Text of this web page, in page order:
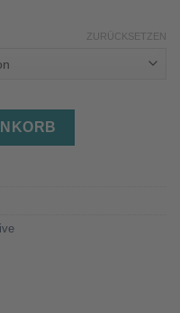
ZURÜCKSETZEN
Menge